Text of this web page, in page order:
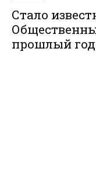
Стало
прошлый год